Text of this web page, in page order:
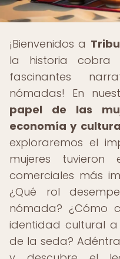
¡Bienvenidos a
la historia
fascinantes
nómadas! En
papel de las
economía y
exploraremos el
mujeres
comerciales más
¿Qué rol
nómada? ¿Cómo
identidad cultural
de la seda?